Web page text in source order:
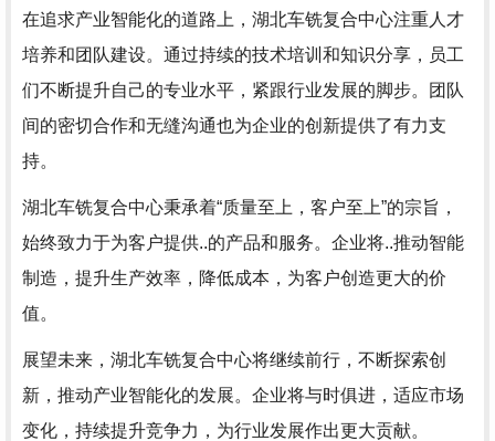
在追求产业智能化的道路上，湖北车铣复合中心注重人才
培养和团队建设。通过持续的技术培训和知识分享，员工
们不断提升自己的专业水平，紧跟行业发展的脚步。团队
间的密切合作和无缝沟通也为企业的创新提供了有力支
持。
湖北车铣复合中心秉承着“质量至上，客户至上”的宗旨，
始终致力于为客户提供..的产品和服务。企业将..推动智能
制造，提升生产效率，降低成本，为客户创造更大的价
值。
展望未来，湖北车铣复合中心将继续前行，不断探索创
新，推动产业智能化的发展。企业将与时俱进，适应市场
变化，持续提升竞争力，为行业发展作出更大贡献。